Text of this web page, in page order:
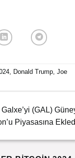
, Donald Trump,Joe
(GAL)
Piyasasına